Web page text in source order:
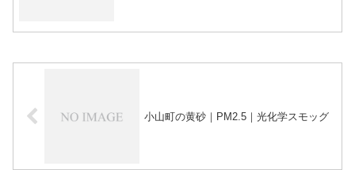
小山町の黄砂｜PM2.5｜光化学スモッグ